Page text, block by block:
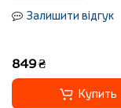
Залишити відгук
849 ₴
Купить